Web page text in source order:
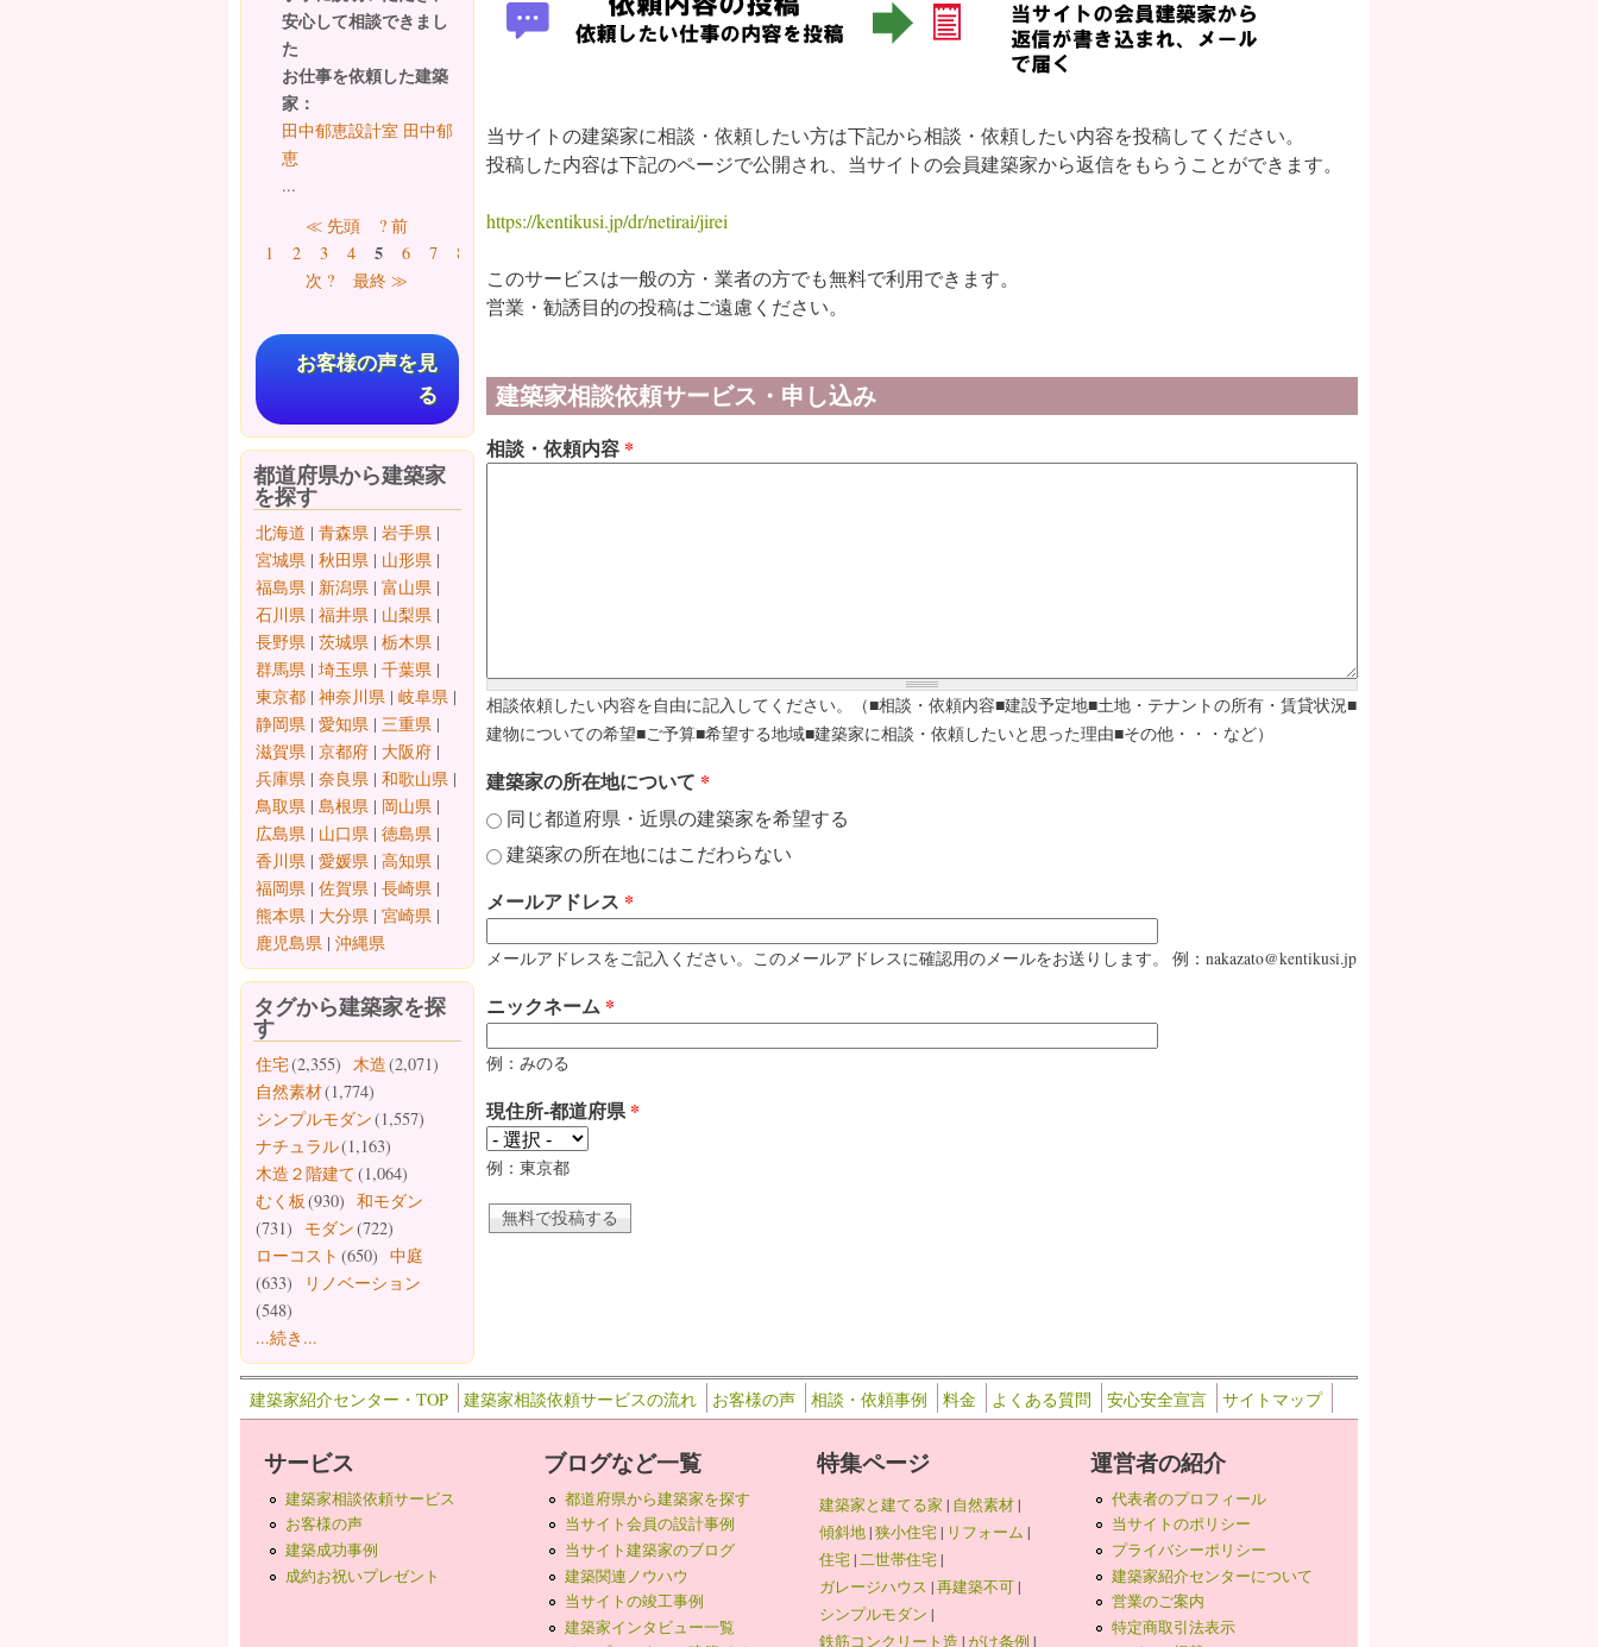
当サイトの建築家に相談・依頼したい方は下記から相談・依頼したい内容を投稿してください。
投稿した内容は下記のページで公開され、当サイトの会員建築家から返信をもらうことができます。
https://kentikusi.jp/dr/netirai/jirei
このサービスは一般の方・業者の方でも無料で利用できます。
営業・勧誘目的の投稿はご遠慮ください。
建築家相談依頼サービス・申し込み
相談・依頼内容 *
相談依頼したい内容を自由に記入してください。（■相談・依頼内容■建設予定地■土地・テナントの所有・賃貸状況■
建物についての希望■ご予算■希望する地域■建築家に相談・依頼したいと思った理由■その他・・・など）
建築家の所在地について *
同じ都道府県・近県の建築家を希望する
建築家の所在地にはこだわらない
メールアドレス *
メールアドレスをご記入ください。このメールアドレスに確認用のメールをお送りします。 例：nakazato@kentikusi.jp
ニックネーム *
例：みのる
現住所-都道府県*
例：東京都
安心して相談できまし
た
お仕事を依頼した建築
家：
田中郁恵設計室 田中郁
恵
...
ページ≪ 先頭
? 前
1
2 3 4 5 6 7 8
次 ?
最終 ≫
お客様の声を見
る
都道府県から建築家
を探す
北海道 | 青森県 | 岩手県 |
宮城県 | 秋田県 | 山形県 |
福島県 | 新潟県 | 富山県 |
石川県 | 福井県 | 山梨県 |
長野県 | 茨城県 | 栃木県 |
群馬県 | 埼玉県 | 千葉県 |
東京都 | 神奈川県 | 岐阜県 |
静岡県 | 愛知県 | 三重県 |
滋賀県 | 京都府 | 大阪府 |
兵庫県 | 奈良県 | 和歌山県 |
鳥取県 | 島根県 | 岡山県 |
広島県 | 山口県 | 徳島県 |
香川県 | 愛媛県 | 高知県 |
福岡県 | 佐賀県 | 長崎県 |
熊本県 | 大分県 | 宮崎県 |
鹿児島県 | 沖縄県
タグから建築家を探
す
住宅(2,355) 木造(2,071)
自然素材(1,774)
シンプルモダン(1,557)
ナチュラル(1,163)
木造２階建て(1,064)
むく板 (930) 和モダン
(731)
モダン(722)
ローコスト (650) 中庭
(633)
リノベーション
(548)
...続き...
建築家紹介センター・TOP 建築家相談依頼サービスの流れ お客様の声 相談・依頼事例 料金 よくある質問 安心安全宣言 サイトマップ
サービス
建築家相談依頼サービス
お客様の声
建築成功事例
成約お祝いプレゼント
ブログなど一覧
都道府県から建築家を探す
当サイト会員の設計事例
当サイト建築家のブログ
建築関連ノウハウ
当サイトの竣工事例
建築家インタビュー一覧
特集ページ
建築家と建てる家 | 自然素材|
傾斜地|狭小住宅| リフォーム |
住宅|二世帯住宅|
ガレージハウス |再建築不可|
シンプルモダン |
鉄筋コンクリート造 |がけ条例 |
運営者の紹介
代表者のプロフィール
当サイトのポリシー
プライバシーポリシー
建築家紹介センターについて
営業のご案内
特定商取引法表示